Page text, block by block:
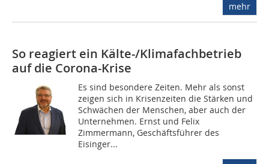
mehr
So reagiert ein Kälte-/Klimafachbetrieb
auf die Corona-Krise
Es sind besondere Zeiten. Mehr als sonst
zeigen sich in Krisenzeiten die Stärken und
Schwächen der Menschen, aber auch der
Unternehmen. Ernst und Felix
Zimmermann, Geschäftsführer des
Eisinger...